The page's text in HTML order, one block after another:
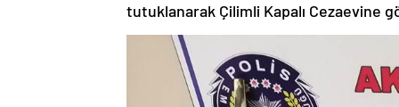
tutuklanarak Çilimli Kapalı Cezaevine